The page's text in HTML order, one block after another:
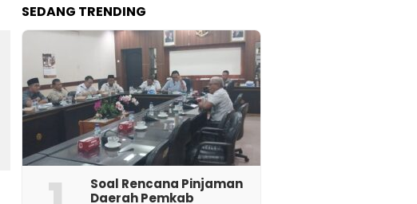
SEDANG TRENDING
‎Soal Rencana Pinjaman
Daerah Pemkab